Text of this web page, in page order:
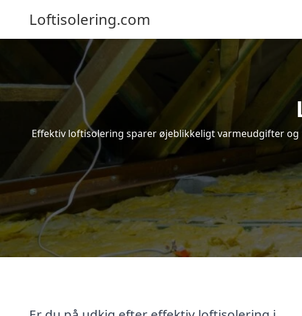
Loftisolering.com
Effektiv loftisolering sparer øjeblikkeligt varmeudgifter